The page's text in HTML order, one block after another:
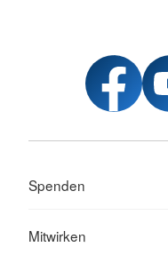
Spenden
Mitwirken